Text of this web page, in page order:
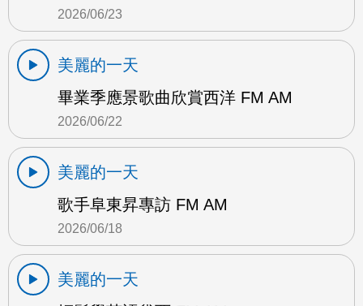
2026/06/23
美麗的一天
畢業季應景歌曲欣賞西洋 FM AM
2026/06/22
美麗的一天
歌手阜東昇專訪 FM AM
2026/06/18
美麗的一天